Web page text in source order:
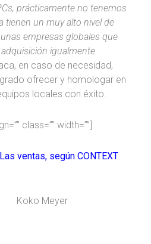
prácticamente no tenemos
tienen un muy alto nivel de
empresas globales que
igualmente
en caso de necesidad,
ofrecer y homologar en
locales con éxito.
class=”” width=””]
ventas, según CONTEXT
Koko Meyer